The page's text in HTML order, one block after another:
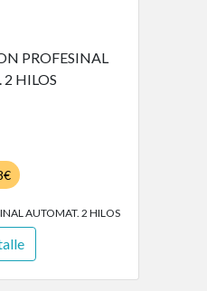
AUTOMAT. 2 HILOS